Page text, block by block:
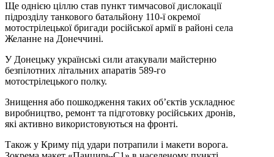
Ще однією ціллю став пункт тимчасової дислокації
підрозділу танкового батальйону 110-ї окремої
мотострілецької бригади російської армії в районі села
Желанне на Донеччині.
У Донецьку українські сили атакували майстерню
безпілотних літальних апаратів 589-го
мотострілецького полку.
Знищення або пошкодження таких об’єктів ускладнює
виробництво, ремонт та підготовку російських дронів,
які активно використовуються на фронті.
Також у Криму під удари потрапили і макети ворога.